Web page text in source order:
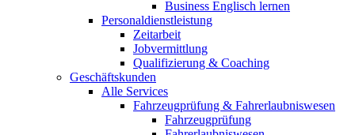
Business Englisch lernen
Personaldienstleistung
Zeitarbeit
Jobvermittlung
Qualifizierung & Coaching
Geschäftskunden
Alle Services
Fahrzeugprüfung & Fahrerlaubniswesen
Fahrzeugprüfung